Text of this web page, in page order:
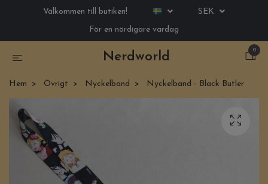
Välkommen till butiken!
SEK
För en nördigare vardag
Nerdworld
0
Hem Övrigt Nyckelband Nyckelband - Black Butler